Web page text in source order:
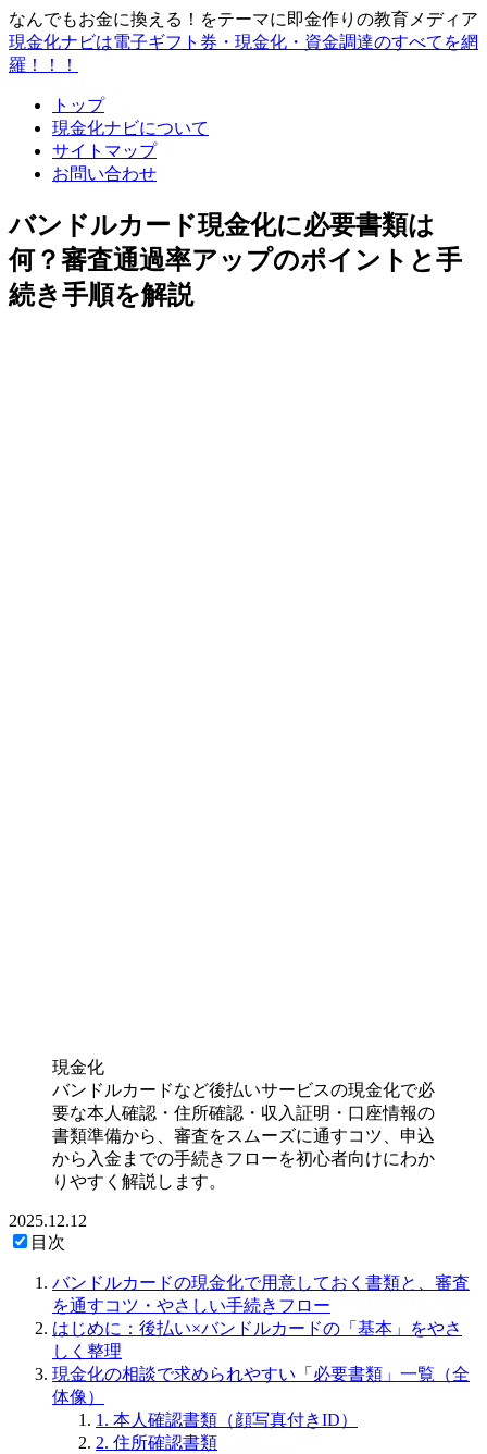
なんでもお金に換える！をテーマに即金作りの教育メディア
現金化ナビは電子ギフト券・現金化・資金調達のすべてを網
羅！！！
トップ
現金化ナビについて
サイトマップ
お問い合わせ
バンドルカード現金化に必要書類は
何？審査通過率アップのポイントと手
続き手順を解説
現金化
バンドルカードなど後払いサービスの現金化で必
要な本人確認・住所確認・収入証明・口座情報の
書類準備から、審査をスムーズに通すコツ、申込
から入金までの手続きフローを初心者向けにわか
りやすく解説します。
2025.12.12
目次
バンドルカードの現金化で用意しておく書類と、審査
を通すコツ・やさしい手続きフロー
はじめに：後払い×バンドルカードの「基本」をやさ
しく整理
現金化の相談で求められやすい「必要書類」一覧（全
体像）
1. 本人確認書類（顔写真付きID）
2. 住所確認書類